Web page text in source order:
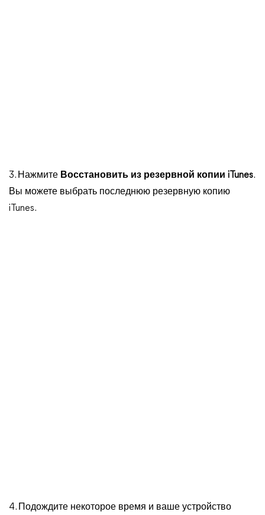
3. Нажмите Восстановить из резервной копии iTunes.
Вы можете выбрать последнюю резервную копию
iTunes.
4. Подождите некоторое время и ваше устройство